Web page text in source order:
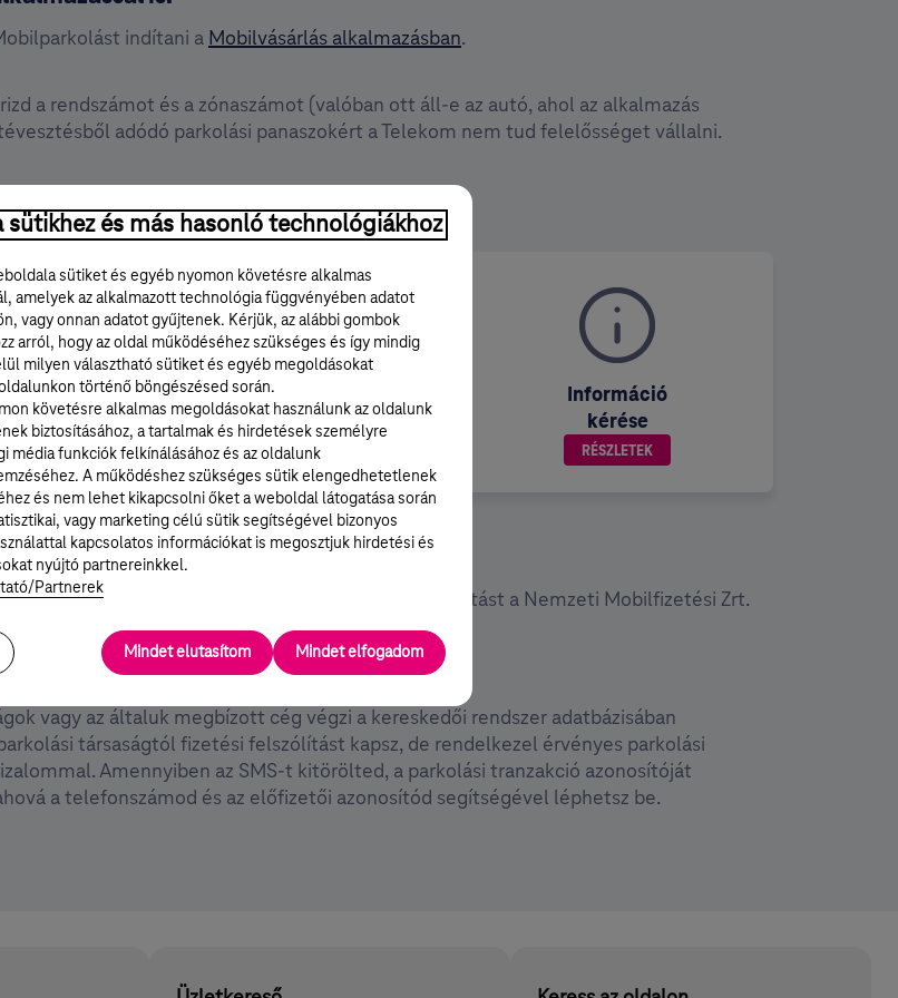
indítani a Mobilvásárlás alkalmazásban.
a rendszámot és a zónaszámot (valóban ott áll-e az autó, ahol az alkalmazás
adódó parkolási panaszokért a Telekom nem tud felelősséget vállalni.
Parkolás
leállítása
RÉSZLETEK
Információ
kérése
RÉSZLETEK
országszerte igénybe veheted. Részletes tájékoztatást a Nemzeti Mobilfizetési Zrt.
vagy az általuk megbízott cég végzi a kereskedői rendszer adatbázisában
társaságtól fizetési felszólítást kapsz, de rendelkezel érvényes parkolási
Amennyiben az SMS-t kitörölted, a parkolási tranzakció azonosítóját
a telefonszámod és az előfizetői azonosítód segítségével léphetsz be.
sütikhez és más hasonló technológiákhoz
sütiket és egyéb nyomon követésre alkalmas
amelyek az alkalmazott technológia függvényében adatot
vagy onnan adatot gyűjtenek. Kérjük, az alábbi gombok
arról, hogy az oldal működéséhez szükséges és így mindig
milyen választható sütiket és egyéb megoldásokat
történő böngészésed során.
követésre alkalmas megoldásokat használunk az oldalunk
biztosításához, a tartalmak és hirdetések személyre
média funkciók felkínálásához és az oldalunk
A működéshez szükséges sütik elengedhetetlenek
és nem lehet kikapcsolni őket a weboldal látogatása során
vagy marketing célú sütik segítségével bizonyos
kapcsolatos információkat is megosztjuk hirdetési és
nyújtó partnereinkkel.
Partnerek
Mindet elutasítom Mindet elfogadom